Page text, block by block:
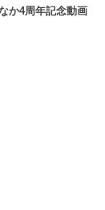
か4周年記念動画